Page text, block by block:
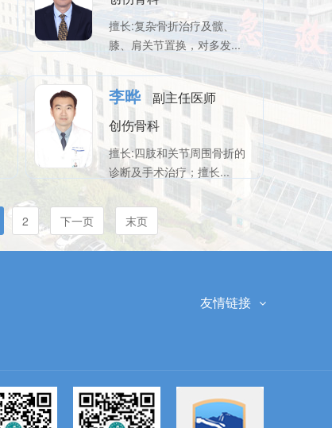
擅长:复杂骨折治疗及髋、
膝、肩关节置换，对多发...
李晔
副主任医师
创伤骨科
擅长:四肢和关节周围骨折的
诊断及手术治疗；擅长...
2 下一页 末页
友情链接